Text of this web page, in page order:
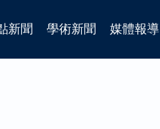
新聞 學術新聞 媒體報導